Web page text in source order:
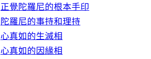
正覺陀羅尼的根本手印
陀羅尼的事持和理持
心真如的生滅相
心真如的因緣相